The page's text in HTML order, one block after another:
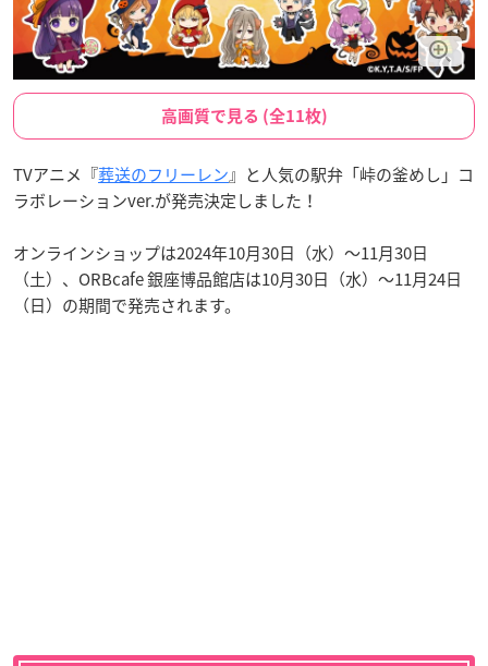
高画質で見る (全11枚)
TVアニメ『葬送のフリーレン』と人気の駅弁「峠の釜めし」コ
ラボレーションver.が発売決定しました！
オンラインショップは2024年10月30日（水）〜11月30日
（土）、ORBcafe 銀座博品館店は10月30日（水）〜11月24日
（日）の期間で発売されます。